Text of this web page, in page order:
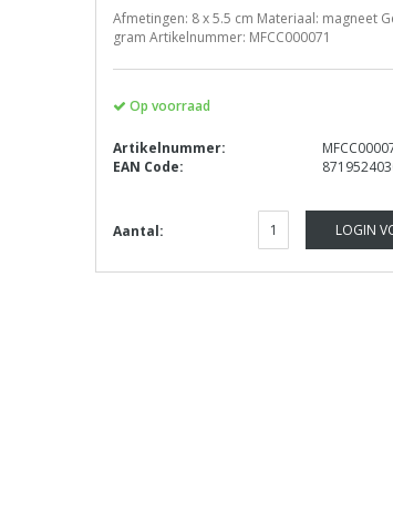
Afmetingen: 8 x 5.5 cm Materiaal: magneet
gram Artikelnummer: MFCC000071
Op voorraad
Artikelnummer:
EAN Code:
Aantal: LOGIN